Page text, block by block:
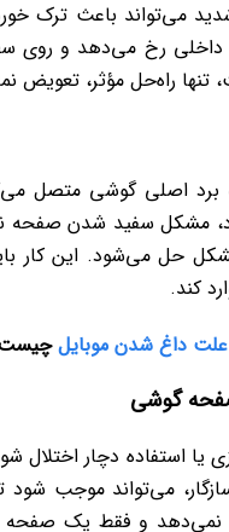
شدید می‌تواند باعث
رخ می‌دهد و روی
راه‌حل مؤثر، تعویض
برد اصلی گوشی متصل
مشکل سفید شدن صفحه
مشکل حل می‌شود. این
کند.
علت داغ شدن موبایل
گوشی
یا استفاده دچار
می‌تواند موجب شود
و فقط یک صفحه